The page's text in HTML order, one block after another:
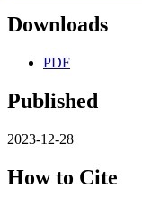
Downloads
PDF
Published
2023-12-28
How to Cite